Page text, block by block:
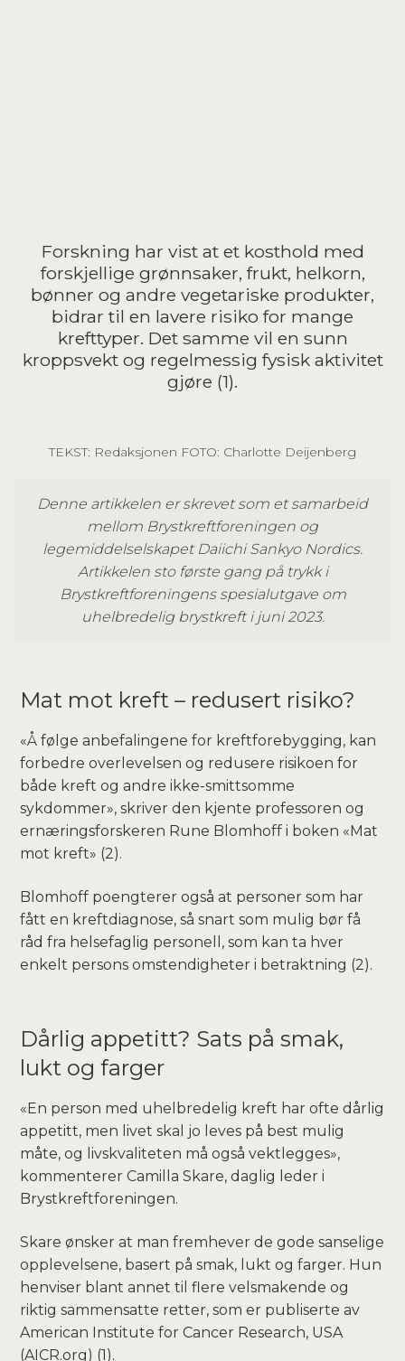
Forskning har vist at et kosthold med
forskjellige grønnsaker, frukt, helkorn,
bønner og andre vegetariske produkter,
bidrar til en lavere risiko for mange
krefttyper. Det samme vil en sunn
kroppsvekt og regelmessig fysisk aktivitet
gjøre (1).
TEKST: Redaksjonen FOTO: Charlotte Deijenberg
Denne artikkelen er skrevet som et samarbeid
mellom Brystkreftforeningen og
legemiddelselskapet Daiichi Sankyo Nordics.
Artikkelen sto første gang på trykk i
Brystkreftforeningens spesialutgave om
uhelbredelig brystkreft i juni 2023.
Mat mot kreft – redusert risiko?
«Å følge anbefalingene for kreftforebygging, kan
forbedre overlevelsen og redusere risikoen for
både kreft og andre ikke-smittsomme
sykdommer», skriver den kjente professoren og
ernæringsforskeren Rune Blomhoff i boken «Mat
mot kreft» (2).
Blomhoff poengterer også at personer som har
fått en kreftdiagnose, så snart som mulig bør få
råd fra helsefaglig personell, som kan ta hver
enkelt persons omstendigheter i betraktning (2).
Dårlig appetitt? Sats på smak,
lukt og farger
«En person med uhelbredelig kreft har ofte dårlig
appetitt, men livet skal jo leves på best mulig
måte, og livskvaliteten må også vektlegges»,
kommenterer Camilla Skare, daglig leder i
Brystkreftforeningen.
Skare ønsker at man fremhever de gode sanselige
opplevelsene, basert på smak, lukt og farger. Hun
henviser blant annet til flere velsmakende og
riktig sammensatte retter, som er publiserte av
American Institute for Cancer Research, USA
(AICR.org) (1).